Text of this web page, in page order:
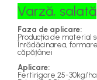
Varză, salată
Faza de aplicare:
Producția de material
Înrădăcinarea,
căpățânei
Aplicare:
Fertirigare 25-30kg/ha